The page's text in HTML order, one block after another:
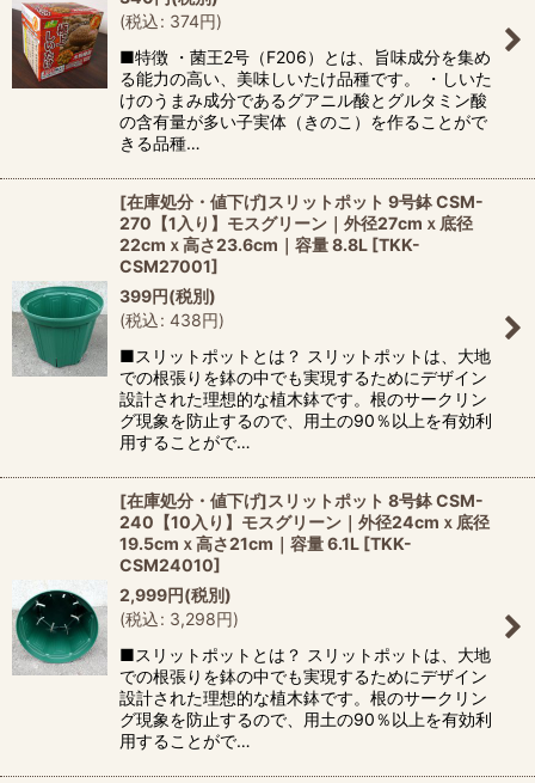
(税込: 374円)
■特徴 ・菌王2号（F206）とは、旨味成分を集め
る能力の高い、美味しいたけ品種です。 ・しいた
けのうまみ成分であるグアニル酸とグルタミン酸
の含有量が多い子実体（きのこ）を作ることがで
きる品種…
[在庫処分・値下げ]スリットポット 9号鉢 CSM-
270【1入り】モスグリーン｜外径27cmｘ底径
22cmｘ高さ23.6cm｜容量 8.8L [TKK-
CSM27001]
399円(税別)
(税込: 438円)
■スリットポットとは？ スリットポットは、大地
での根張りを鉢の中でも実現するためにデザイン
設計された理想的な植木鉢です。根のサークリン
グ現象を防止するので、用土の90％以上を有効利
用することがで…
[在庫処分・値下げ]スリットポット 8号鉢 CSM-
240【10入り】モスグリーン｜外径24cmｘ底径
19.5cmｘ高さ21cm｜容量 6.1L [TKK-
CSM24010]
2,999円(税別)
(税込: 3,298円)
■スリットポットとは？ スリットポットは、大地
での根張りを鉢の中でも実現するためにデザイン
設計された理想的な植木鉢です。根のサークリン
グ現象を防止するので、用土の90％以上を有効利
用することがで…